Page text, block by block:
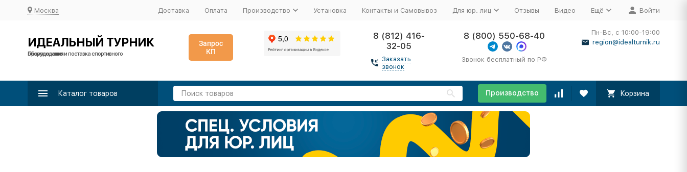
Москва Доставка Оплата Производство Установка Контакты и Самовывоз Для юр. лиц Отзывы Видео Ещё Войти
ИДЕАЛЬНЫЙ ТУРНИК
Производство и поставка спортивного оборудования
Запрос
КП
8 (812) 416-
32-05
Заказать
звонок
8 (800) 550-68-40
Звонок бесплатный по РФ
Пн-Вс, с 10:00-19:00
region@idealturnik.ru
Каталог товаров Производство Корзина